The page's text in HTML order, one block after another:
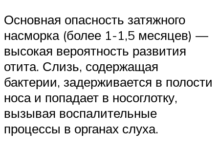
Основная опасность затяжного
насморка (более 1-1,5 месяцев) —
высокая вероятность развития
отита. Слизь, содержащая
бактерии, задерживается в полости
носа и попадает в носоглотку,
вызывая воспалительные
процессы в органах слуха.